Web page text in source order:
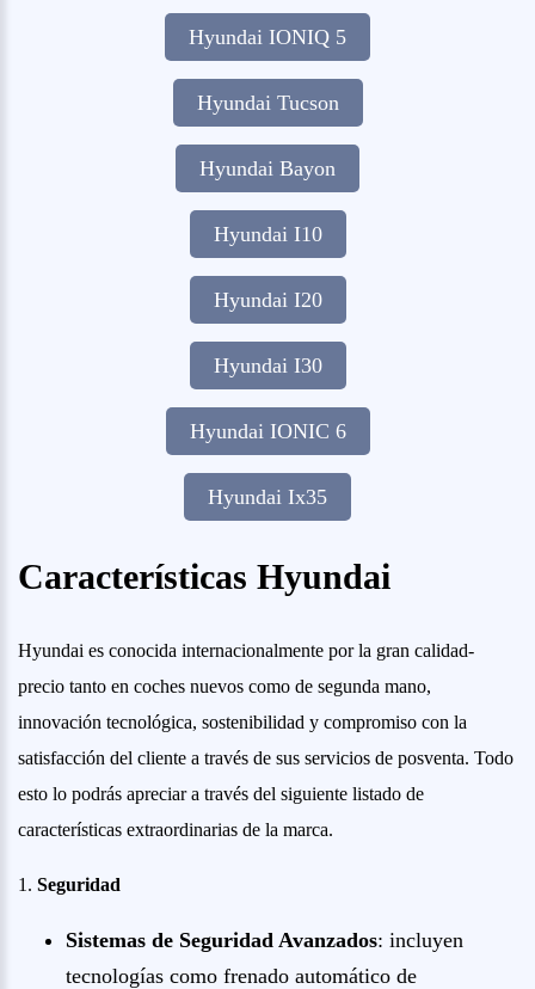
Hyundai IONIQ 5
Hyundai Tucson
Hyundai Bayon
Hyundai I10
Hyundai I20
Hyundai I30
Hyundai IONIC 6
Hyundai Ix35
Características Hyundai
Hyundai es conocida internacionalmente por la gran calidad-
precio tanto en coches nuevos como de segunda mano,
innovación tecnológica, sostenibilidad y compromiso con la
satisfacción del cliente a través de sus servicios de posventa. Todo
esto lo podrás apreciar a través del siguiente listado de
características extraordinarias de la marca.
1. Seguridad
Sistemas de Seguridad Avanzados: incluyen
tecnologías como frenado automático de